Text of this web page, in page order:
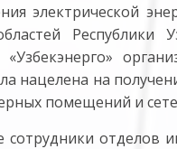
электрической
Республики
нацелена на
помещений и
сотрудники